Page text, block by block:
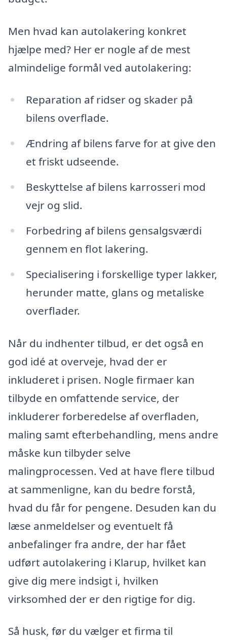
Men hvad kan autolakering konkret
hjælpe med? Her er nogle af de mest
almindelige formål ved autolakering:
Reparation af ridser og skader på
bilens overflade.
Ændring af bilens farve for at give den
et friskt udseende.
Beskyttelse af bilens karrosseri mod
vejr og slid.
Forbedring af bilens gensalgsværdi
gennem en flot lakering.
Specialisering i forskellige typer lakker,
herunder matte, glans og metaliske
overflader.
Når du indhenter tilbud, er det også en
god idé at overveje, hvad der er
inkluderet i prisen. Nogle firmaer kan
tilbyde en omfattende service, der
inkluderer forberedelse af overfladen,
maling samt efterbehandling, mens andre
måske kun tilbyder selve
malingprocessen. Ved at have flere tilbud
at sammenligne, kan du bedre forstå,
hvad du får for pengene. Desuden kan du
læse anmeldelser og eventuelt få
anbefalinger fra andre, der har fået
udført autolakering i Klarup, hvilket kan
give dig mere indsigt i, hvilken
virksomhed der er den rigtige for dig.
Så husk, før du vælger et firma til